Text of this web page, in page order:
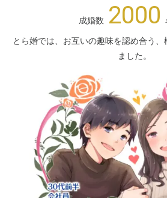
成婚数 2000
とら婚では、お互いの趣味を認め合う
ました。